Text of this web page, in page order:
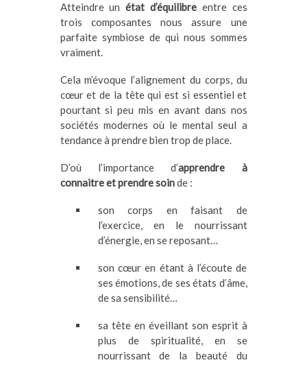
Atteindre unétat d’équilibreentre ces
trois composantes nous assure une
parfaite symbiose de qui nous sommes
vraiment.
Cela m’évoque l’alignement du corps, du
cœur et de la tête qui est si essentiel et
pourtant si peu mis en avant dans nos
sociétés modernes où le mental seul a
tendance à prendre bien trop de place.
D’où l’importance d’apprendre à
connaitre et prendre soinde :
son corps en faisant de
l’exercice, en le nourrissant
d’énergie, en se reposant…
son cœur en étant à l’écoute de
ses émotions, de ses états d’âme,
de sa sensibilité…
sa tête en éveillant son esprit à
plus de spiritualité, en se
nourrissant de la beauté du